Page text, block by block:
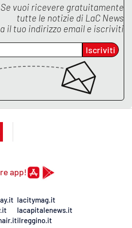
Se vuoi ricevere gratuitamente
tutte le notizie di LaC News
il tuo indirizzo email e iscriviti
Iscriviti
app!
lacitymag.it
lacapitalenews.it
ilreggino.it